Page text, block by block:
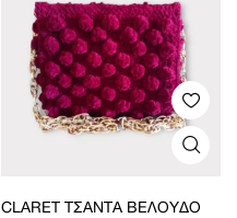
CLARET ΤΣΆΝΤΑ ΒΕΛΟΎΔΟ